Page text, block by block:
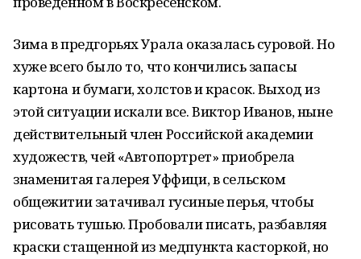
Зима в предгорьях Урала оказалась суровой. Но
хуже всего было то, что кончились запасы
картона и бумаги, холстов и красок. Выход из
этой ситуации искали все. Виктор Иванов, ныне
действительный член Российской академии
художеств, чей «Автопортрет» приобрела
знаменитая галерея Уффици, в сельском
общежитии затачивал гусиные перья, чтобы
рисовать тушью. Пробовали писать, разбавляя
краски стащенной из медпункта касторкой, но